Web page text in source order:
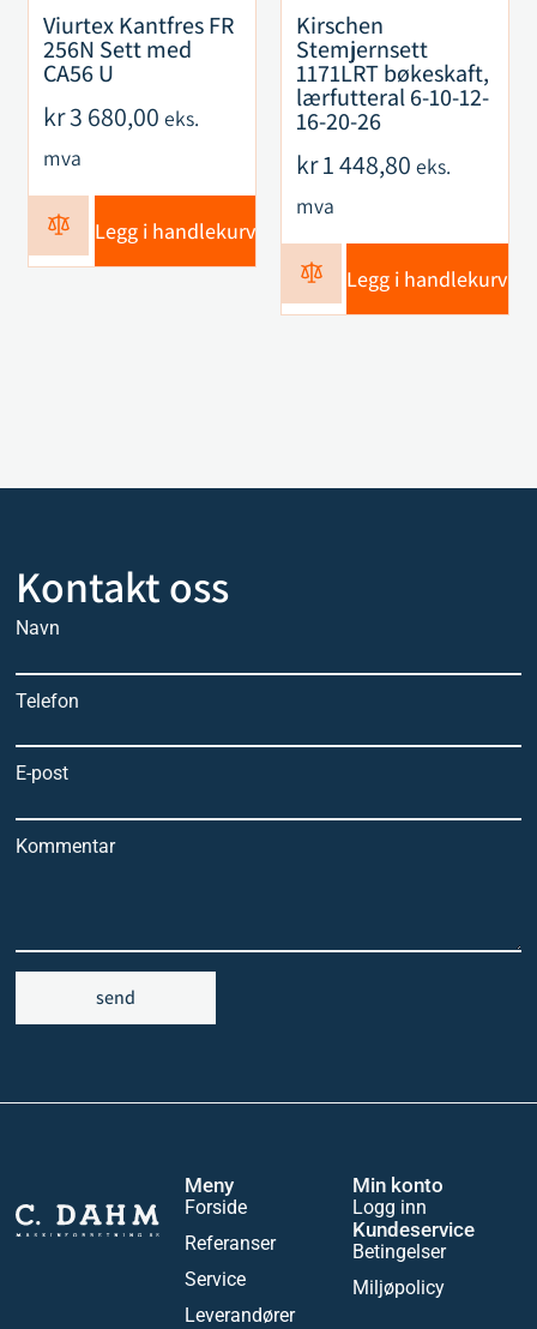
Viurtex Kantfres FR
256N Sett med
CA56 U
kr3 680,00 eks.
mva
Legg i handlekurv
Kirschen
Stemjernsett
1171LRT bøkeskaft,
lærfutteral 6-10-12-
16-20-26
kr1 448,80 eks.
mva
Legg i handlekurv
Kontakt oss
Navn
Telefon
E-post
Kommentar
send
Meny
Forside
Referanser
Service
Leverandører
Min konto
Logg inn
Kundeservice
Betingelser
Miljøpolicy